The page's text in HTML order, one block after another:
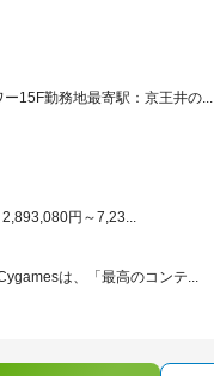
15F勤務地最寄駅：京王井の...
円～7,23...
は、「最高のコンテ...